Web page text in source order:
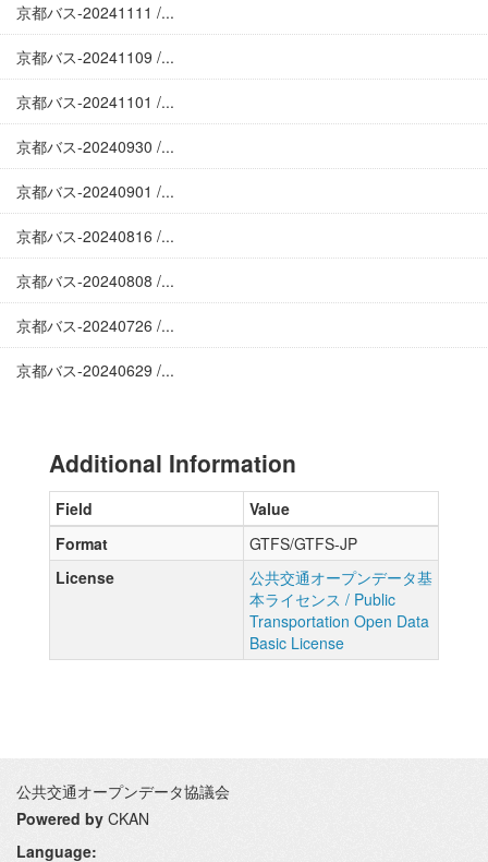
京都バス-20241111 /...
京都バス-20241109 /...
京都バス-20241101 /...
京都バス-20240930 /...
京都バス-20240901 /...
京都バス-20240816 /...
京都バス-20240808 /...
京都バス-20240726 /...
京都バス-20240629 /...
Additional Information
Field
Value
Format
GTFS/GTFS-JP
License
公共交通オープンデータ基
本ライセンス / Public
Transportation Open Data
Basic License
公共交通オープンデータ協議会
Powered by CKAN
Language